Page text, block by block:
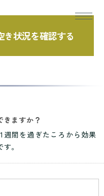
き状況を確認する
ックス
きますか？
間を過ぎたころから効果
。